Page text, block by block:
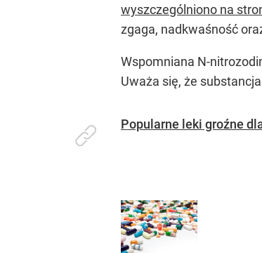
wyszczególniono na
zgaga, nadkwaśność
Wspomniana N-
Uważa się, że
Popularne leki groźne